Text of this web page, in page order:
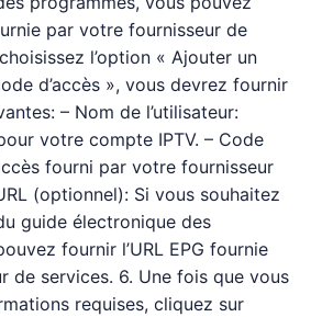
par votre fournisseur de
l’option « Ajouter un
d’accès », vous devrez fournir
– Nom de l’utilisateur:
votre compte IPTV. – Code
fourni par votre fournisseur
(optionnel): Si vous souhaitez
guide électronique des
fournir l’URL EPG fournie
de services. 6. Une fois que vous
requises, cliquez sur